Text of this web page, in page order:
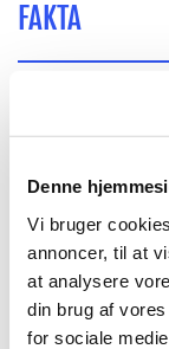
Denne
Vi bruger
annoncer, til at
at analysere
din brug af
for sociale
FAKTA
Alder:4-5 år
Tid og sted:
Sæson:31.
Instruktør: